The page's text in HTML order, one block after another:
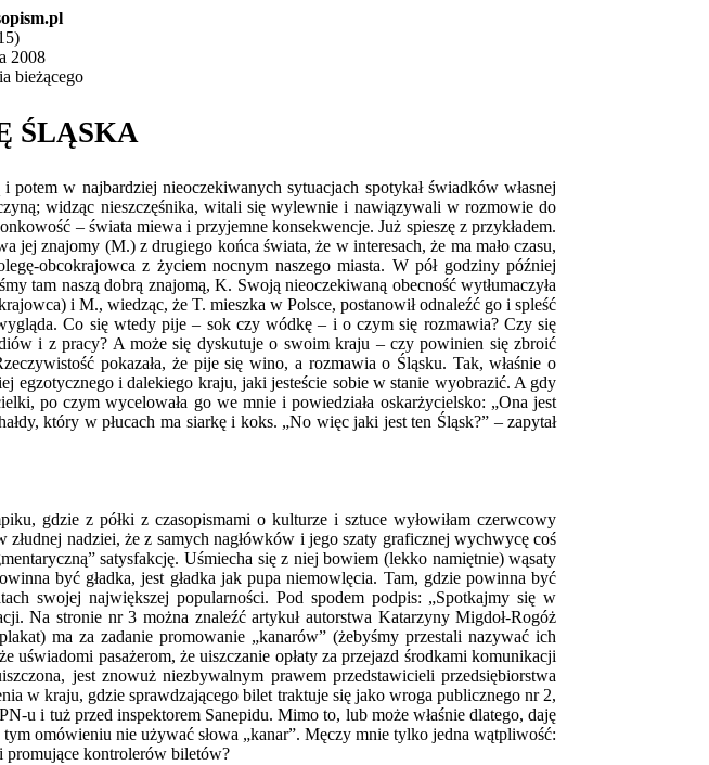
2008
bieżącego
ŚLĄSKA
w najbardziej nieoczekiwanych sytuacjach spotykał świadków własnej
widząc nieszczęśnika, witali się wylewnie i nawiązywali w rozmowie do
– świata miewa i przyjemne konsekwencje. Już spieszę z przykładem.
jej znajomy (M.) z drugiego końca świata, że w interesach, że ma mało czasu,
obcokrajowca z życiem nocnym naszego miasta. W pół godziny później
tam naszą dobrą znajomą, K. Swoją nieoczekiwaną obecność wytłumaczyła
i M., wiedząc, że T. mieszka w Polsce, postanowił odnaleźć go i spleść
Co się wtedy pije – sok czy wódkę – i o czym się rozmawia? Czy się
i z pracy? A może się dyskutuje o swoim kraju – czy powinien się zbroić
pokazała, że pije się wino, a rozmawia o Śląsku. Tak, właśnie o
i dalekiego kraju, jaki jesteście sobie w stanie wyobrazić. A gdy
po czym wycelowała go we mnie i powiedziała oskarżycielsko: „Ona jest
który w płucach ma siarkę i koks. „No więc jaki jest ten Śląsk?” – zapytał
gdzie z półki z czasopismami o kulturze i sztuce wyłowiłam czerwcowy
złudnej nadziei, że z samych nagłówków i jego szaty graficznej wychwycę coś
satysfakcję. Uśmiecha się z niej bowiem (lekko namiętnie) wąsaty
być gładka, jest gładka jak pupa niemowlęcia. Tam, gdzie powinna być
swojej największej popularności. Pod spodem podpis: „Spotkajmy się w
Na stronie nr 3 można znaleźć artykuł autorstwa Katarzyny Migdoł-Rogóż
ma za zadanie promowanie „kanarów” (żebyśmy przestali nazywać ich
pasażerom, że uiszczanie opłaty za przejazd środkami komunikacji
jest znowuż niezbywalnym prawem przedstawicieli przedsiębiorstwa
w kraju, gdzie sprawdzającego bilet traktuje się jako wroga publicznego nr 2,
u i tuż przed inspektorem Sanepidu. Mimo to, lub może właśnie dlatego, daję
omówieniu nie używać słowa „kanar”. Męczy mnie tylko jedna wątpliwość:
promujące kontrolerów biletów?